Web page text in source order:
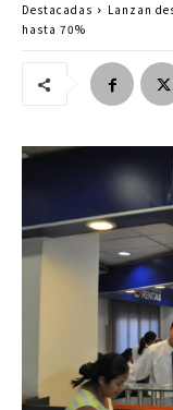
Destacadas
Lanzan
hasta 70%